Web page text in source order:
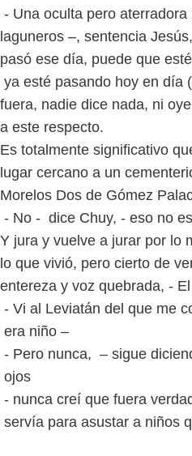
- Una oculta pero
laguneros –, sentencia
pasó ese día, puede que
ya esté pasando hoy en día
fuera, nadie dice nada, ni
a este respecto.
Es totalmente significativo
lugar cercano a un
Morelos Dos de Gómez
- No - dice Chuy, - eso no
Y jura y vuelve a jurar por lo
lo que vivió, pero cierto de
entereza y voz quebrada, -
- Vi al Leviatán del que me
era niño –
- Pero nunca, – sigue
ojos
- nunca creí que fuera
servía para asustar a niños